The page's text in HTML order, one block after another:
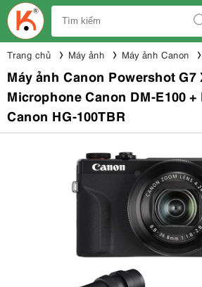
Trang chủ Máy ảnh Máy ảnh Canon
Máy ảnh Canon Powershot G7
Microphone Canon DM-E100 +
Canon HG-100TBR